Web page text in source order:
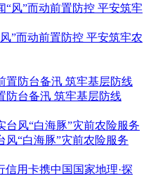
”而动前置防控 平安筑牢农
防台备汛 筑牢基层防线
“白海豚”灾前农险服务